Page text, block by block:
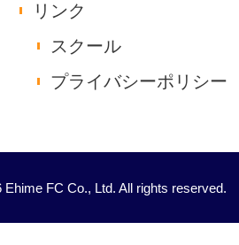
リンク
スクール
プライバシーポリシー
FC Co., Ltd. All rights reserved.